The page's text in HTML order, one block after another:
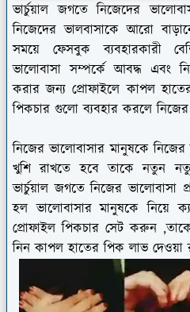
ভার্চুয়াল জগতে নিজেদের
নিজেদের ভালবাসাকে আরো
সময়ে ফেসবুক ব্যবহারকারী
ভালোবাসা সম্পর্কে আবদ্ধ এবং
করার জন্য প্রোফাইলে কাপল
পিকচার গুলো ব্যবহার করলে
নিজের ভালোবাসার মানুষকে
খুশি রাখতে হবে তাকে নতুন
ভার্চুয়াল জগতে নিজের ভালোবাসা
হল ভালোবাসার মানুষকে নিয়ে
প্রোফাইল পিকচার সেট করুন
নিন কাপল হাতের পিক লাভ দেওয়া